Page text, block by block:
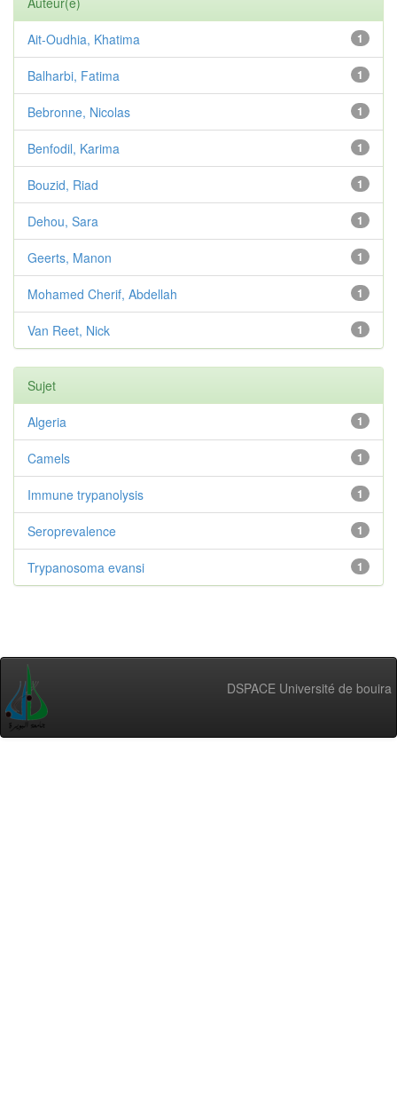
1
Ait-Oudhia, Khatima
1
Balharbi, Fatima
1
Bebronne, Nicolas
1
Benfodil, Karima
1
Bouzid, Riad
1
Dehou, Sara
1
Geerts, Manon
1
Mohamed Cherif, Abdellah
1
Van Reet, Nick
Sujet
1
Algeria
1
Camels
1
Immune trypanolysis
1
Seroprevalence
1
Trypanosoma evansi
DSPACE Université de bouira